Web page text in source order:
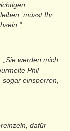
müsst Ihr
„Sie werden mich
Phil
einsperren,
dafür